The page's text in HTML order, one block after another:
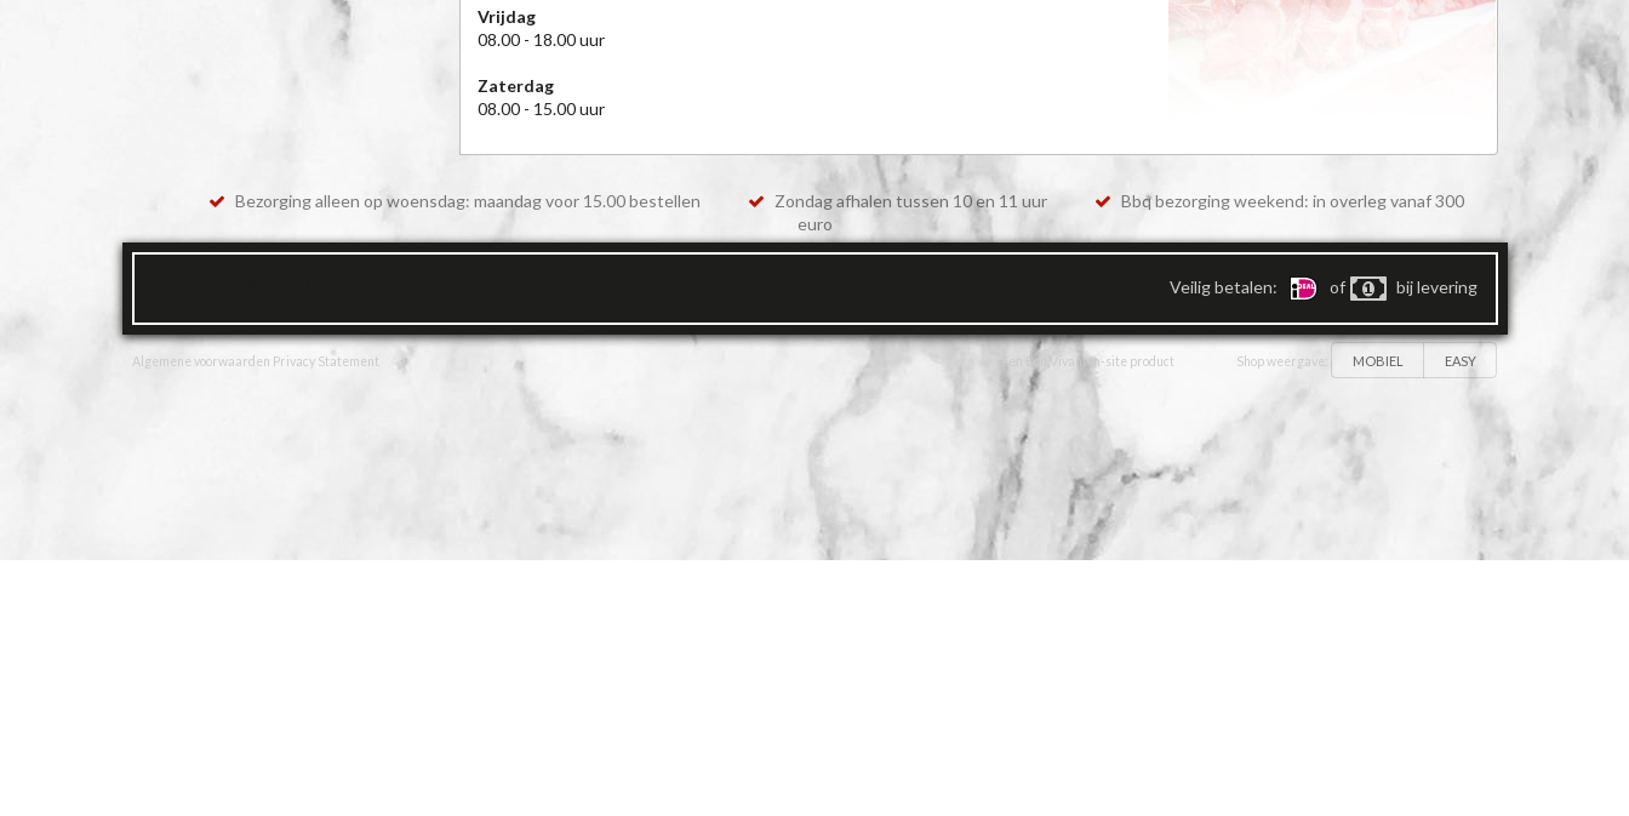
Vrijdag
08.00 - 18.00 uur
Zaterdag
08.00 - 15.00 uur
Bezorging alleen op woensdag: maandag voor 15.00 bestellen Zondag afhalen tussen 10 en 11 uur
Bbq bezorging weekend: in overleg vanaf 300
euro
Veilig betalen: of bij levering
Algemene voorwaarden Privacy Statement Een Bon Vivant In-site product Shop weergave: MOBIEL EASY